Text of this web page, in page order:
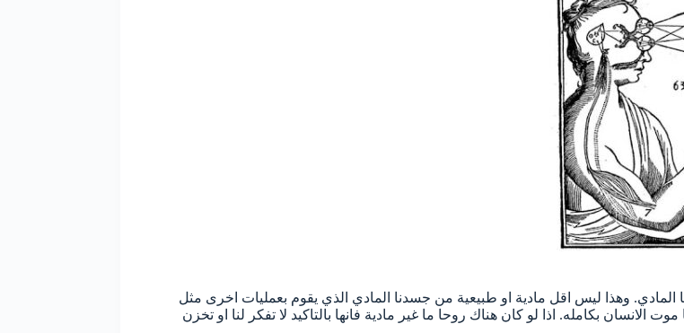
المادي. وهذا ليس اقل مادية او طبيعية من جسدنا المادي الذي يقوم بعمليات اخرى مثل
بكامله. اذا لو كان هناك روحا ما غير مادية فانها بالتاكيد لا تفكر لنا او تخزن